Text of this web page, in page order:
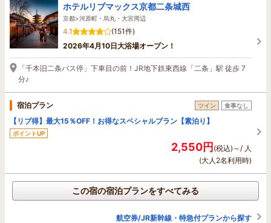
ホテルリブマックス京都二条城西
京都>河原町・烏丸・大宮周辺
4.1
(151件)
2026年4月10日大浴場オープン！
「千本旧二条バス停」下車目の前！JR地下鉄東西線「二条」駅 徒歩 7
分♪
宿泊プラン ツイン 食事なし
【リブ得】最大15％OFF！お得なスペシャルプラン【素泊り】
ポイントUP
2,550円(税込)～/ 人
(大人2名利用時)
この宿の宿泊プランをすべてみる
航空券/JR新幹線・特急付プランから探す